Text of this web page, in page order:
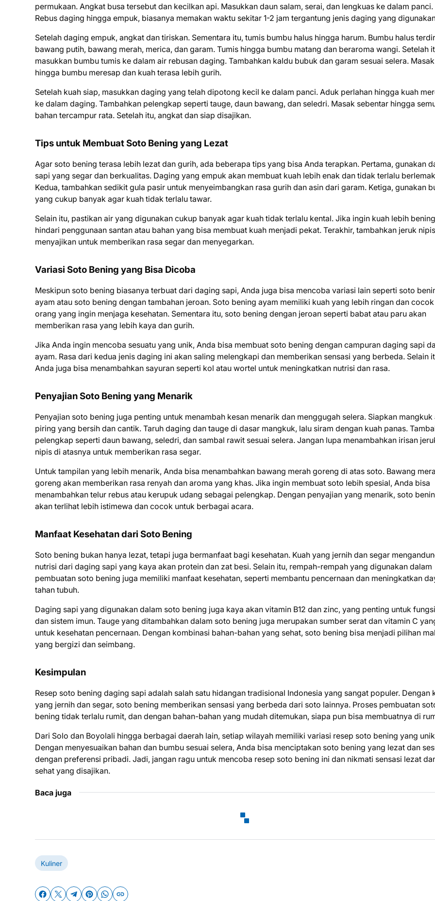
permukaan. Angkat busa tersebut dan kecilkan api. Masukkan daun salam, serai, dan lengkuas ke dalam panci.
Rebus daging hingga empuk, biasanya memakan waktu sekitar 1-2 jam tergantung jenis daging yang
Setelah daging empuk, angkat dan tiriskan. Sementara itu, tumis bumbu halus hingga harum. Bumbu halus
bawang putih, bawang merah, merica, dan garam. Tumis hingga bumbu matang dan beraroma wangi. Setelah
masukkan bumbu tumis ke dalam air rebusan daging. Tambahkan kaldu bubuk dan garam sesuai selera. Masak
hingga bumbu meresap dan kuah terasa lebih gurih.
Setelah kuah siap, masukkan daging yang telah dipotong kecil ke dalam panci. Aduk perlahan hingga kuah
ke dalam daging. Tambahkan pelengkap seperti tauge, daun bawang, dan seledri. Masak sebentar hingga
bahan tercampur rata. Setelah itu, angkat dan siap disajikan.
Tips untuk Membuat Soto Bening yang Lezat
Agar soto bening terasa lebih lezat dan gurih, ada beberapa tips yang bisa Anda terapkan. Pertama, gunakan
sapi yang segar dan berkualitas. Daging yang empuk akan membuat kuah lebih enak dan tidak terlalu
Kedua, tambahkan sedikit gula pasir untuk menyeimbangkan rasa gurih dan asin dari garam. Ketiga, gunakan
yang cukup banyak agar kuah tidak terlalu tawar.
Selain itu, pastikan air yang digunakan cukup banyak agar kuah tidak terlalu kental. Jika ingin kuah lebih
hindari penggunaan santan atau bahan yang bisa membuat kuah menjadi pekat. Terakhir, tambahkan jeruk
menyajikan untuk memberikan rasa segar dan menyegarkan.
Variasi Soto Bening yang Bisa Dicoba
Meskipun soto bening biasanya terbuat dari daging sapi, Anda juga bisa mencoba variasi lain seperti soto
ayam atau soto bening dengan tambahan jeroan. Soto bening ayam memiliki kuah yang lebih ringan dan
orang yang ingin menjaga kesehatan. Sementara itu, soto bening dengan jeroan seperti babat atau paru akan
memberikan rasa yang lebih kaya dan gurih.
Jika Anda ingin mencoba sesuatu yang unik, Anda bisa membuat soto bening dengan campuran daging sapi
ayam. Rasa dari kedua jenis daging ini akan saling melengkapi dan memberikan sensasi yang berbeda. Selain
Anda juga bisa menambahkan sayuran seperti kol atau wortel untuk meningkatkan nutrisi dan rasa.
Penyajian Soto Bening yang Menarik
Penyajian soto bening juga penting untuk menambah kesan menarik dan menggugah selera. Siapkan mangkuk
piring yang bersih dan cantik. Taruh daging dan tauge di dasar mangkuk, lalu siram dengan kuah panas.
pelengkap seperti daun bawang, seledri, dan sambal rawit sesuai selera. Jangan lupa menambahkan irisan
nipis di atasnya untuk memberikan rasa segar.
Untuk tampilan yang lebih menarik, Anda bisa menambahkan bawang merah goreng di atas soto. Bawang
goreng akan memberikan rasa renyah dan aroma yang khas. Jika ingin membuat soto lebih spesial, Anda bisa
menambahkan telur rebus atau kerupuk udang sebagai pelengkap. Dengan penyajian yang menarik, soto
akan terlihat lebih istimewa dan cocok untuk berbagai acara.
Manfaat Kesehatan dari Soto Bening
Soto bening bukan hanya lezat, tetapi juga bermanfaat bagi kesehatan. Kuah yang jernih dan segar
nutrisi dari daging sapi yang kaya akan protein dan zat besi. Selain itu, rempah-rempah yang digunakan dalam
pembuatan soto bening juga memiliki manfaat kesehatan, seperti membantu pencernaan dan meningkatkan
tahan tubuh.
Daging sapi yang digunakan dalam soto bening juga kaya akan vitamin B12 dan zinc, yang penting untuk
dan sistem imun. Tauge yang ditambahkan dalam soto bening juga merupakan sumber serat dan vitamin C
untuk kesehatan pencernaan. Dengan kombinasi bahan-bahan yang sehat, soto bening bisa menjadi pilihan
yang bergizi dan seimbang.
Kesimpulan
Resep soto bening daging sapi adalah salah satu hidangan tradisional Indonesia yang sangat populer. Dengan
yang jernih dan segar, soto bening memberikan sensasi yang berbeda dari soto lainnya. Proses pembuatan
bening tidak terlalu rumit, dan dengan bahan-bahan yang mudah ditemukan, siapa pun bisa membuatnya di
Dari Solo dan Boyolali hingga berbagai daerah lain, setiap wilayah memiliki variasi resep soto bening yang
Dengan menyesuaikan bahan dan bumbu sesuai selera, Anda bisa menciptakan soto bening yang lezat dan
dengan preferensi pribadi. Jadi, jangan ragu untuk mencoba resep soto bening ini dan nikmati sensasi lezat
sehat yang disajikan.
Baca juga
Kuliner